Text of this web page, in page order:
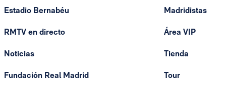
Estadio Bernabéu
RMTV en directo
Noticias
Fundación Real Madrid
Madridistas
Área VIP
Tienda
Tour